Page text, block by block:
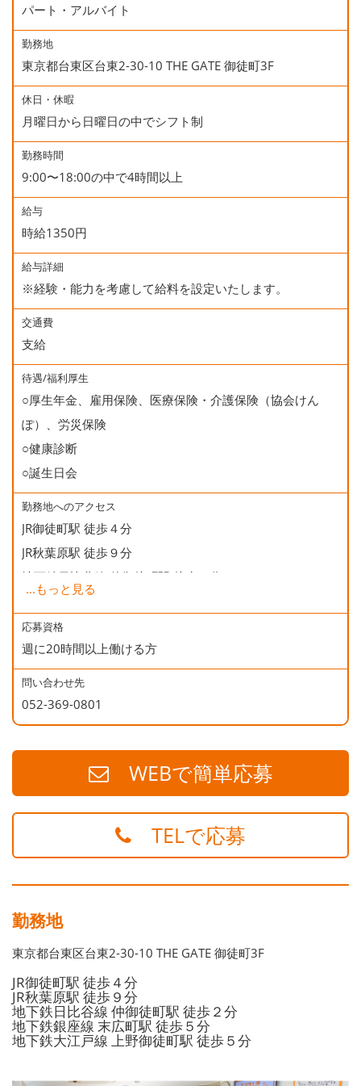
パート・アルバイト
勤務地
東京都台東区台東2-30-10 THE GATE 御徒町3F
休日・休暇
月曜日から日曜日の中でシフト制
勤務時間
9:00〜18:00の中で4時間以上
給与
時給1350円
給与詳細
※経験・能力を考慮して給料を設定いたします。
交通費
支給
待遇/福利厚生
○厚生年金、雇用保険、医療保険・介護保険（協会けん
ぽ）、労災保険
○健康診断
○誕生日会
勤務地へのアクセス
JR御徒町駅 徒歩４分
JR秋葉原駅 徒歩９分
地下鉄日比谷線 仲御徒町駅 徒歩２分
地下鉄銀座線 末広町駅 徒歩５分
地下鉄大江戸線 上野御徒町駅 徒歩５分
...もっと見る
応募資格
週に20時間以上働ける方
問い合わせ先
052-369-0801
WEBで簡単応募
TELで応募
勤務地
東京都台東区台東2-30-10 THE GATE 御徒町3F
JR御徒町駅 徒歩４分
JR秋葉原駅 徒歩９分
地下鉄日比谷線 仲御徒町駅 徒歩２分
地下鉄銀座線 末広町駅 徒歩５分
地下鉄大江戸線 上野御徒町駅 徒歩５分